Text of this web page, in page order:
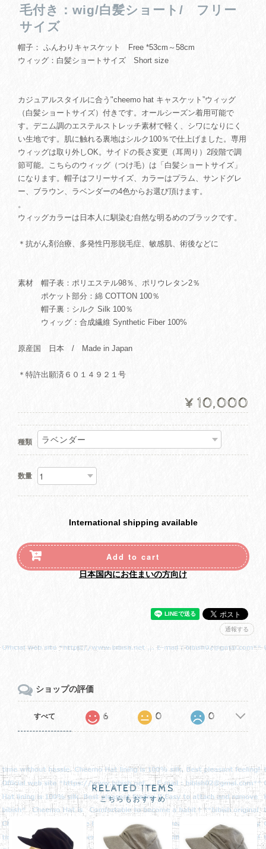
毛付き：wig/白髪ショート/ フリー
サイズ
帽子： ふんわりキャスケット Free *53cm～58cm
ウィッグ：白髪ショートサイズ Short size
カジュアルスタイルに合う"cheemo hat キャスケット”ウィッグ
（白髪ショートサイズ）付きです。オールシーズン着用可能で
す。デニム調のエステルストレッチ素材で軽く、シワになりにく
い生地です。肌に触れる裏地はシルク100％で仕上げました。専用
ウィッグは取り外しOK。サイドの長さ変更（耳周り）2段階で調
節可能。こちらのウィッグ（つけ毛）は「白髪ショートサイズ」
になります。帽子はフリーサイズ、カラーはプラム、サンドグレ
ー、ブラウン、ラベンダーの4色からお選び頂けます。
。
ウィッグカラーは日本人に馴染む自然な明るめのブラックです。
＊抗がん剤治療、多発性円形脱毛症、敏感肌、術後などに
素材 帽子表：ポリエステル98％、ポリウレタン2％
ポケット部分：綿 COTTON 100％
帽子裏：シルク Silk 100％
ウィッグ：合成繊維 Synthetic Fiber 100%
原産国 日本 / Made in Japan
＊特許出願済６０１４９２１号
¥10,000
種類
数量
International shipping available
Add to cart
日本国内にお住まいの方向け
通報する
ショップの評価
すべて 6 0 0
RELATED ITEMS
こちらもおすすめ